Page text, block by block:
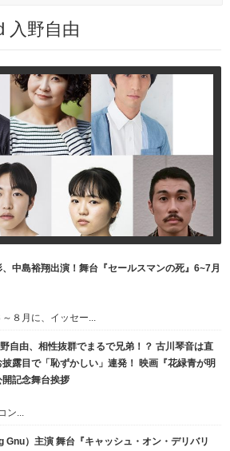
入野自由
中島裕翔出演！舞台『セールスマンの死』6~7月
８月に、イッセー...
自由、相性抜群でまるで兄弟！？ 古川琴音は直
露目で「恥ずかしい」連発！ 映画『花緑青が明
記念舞台挨拶
...
Gnu）主演 舞台『キャッシュ・オン・デリバリ